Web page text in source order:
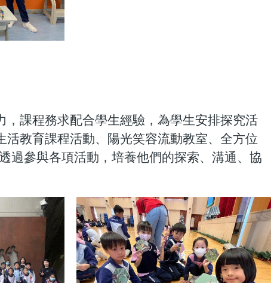
課程務求配合學生經驗，為學生安排探究活
教育課程活動、陽光笑容流動教室、全方位
過參與各項活動，培養他們的探索、溝通、協